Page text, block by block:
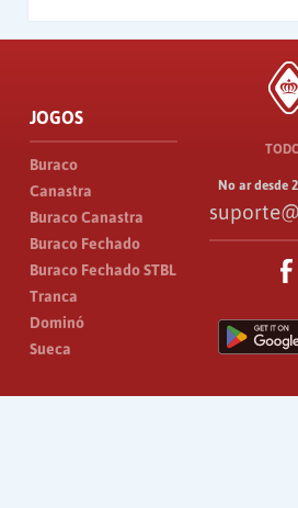
JOGOS
Buraco
Canastra
Buraco Canastra
Buraco Fechado
Buraco Fechado STBL
Tranca
Dominó
Sueca
No ar desde